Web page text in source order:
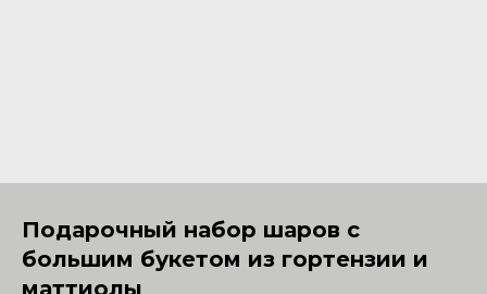
Подарочный набор шаров с
большим букетом из гортензии и
маттиолы